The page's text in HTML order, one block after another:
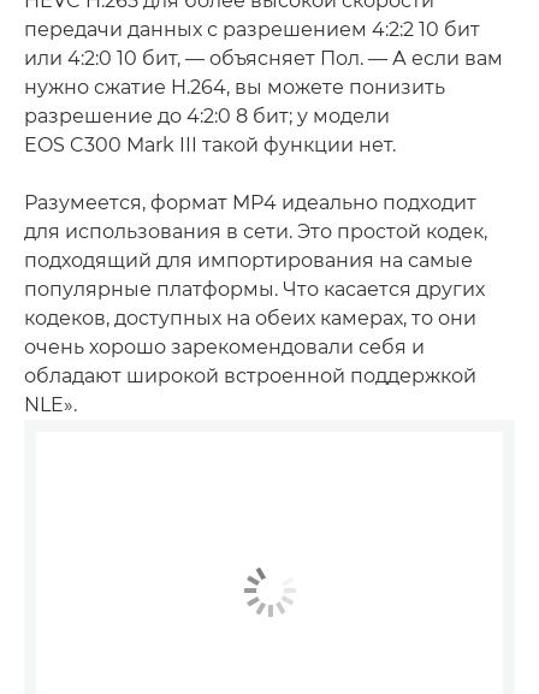
передачи данных с разрешением 4:2:2 10 бит
или 4:2:0 10 бит, — объясняет Пол. — А если вам
нужно сжатие H.264, вы можете понизить
разрешение до 4:2:0 8 бит; у модели
EOS C300 Mark III такой функции нет.
Разумеется, формат MP4 идеально подходит
для использования в сети. Это простой кодек,
подходящий для импортирования на самые
популярные платформы. Что касается других
кодеков, доступных на обеих камерах, то они
очень хорошо зарекомендовали себя и
обладают широкой встроенной поддержкой
NLE».